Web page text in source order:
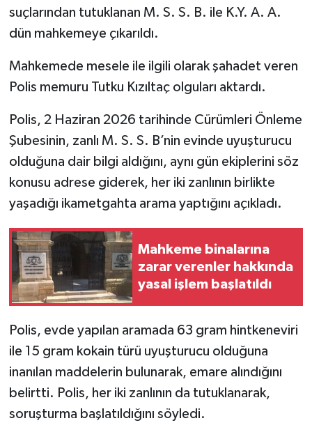
suçlarından tutuklanan M. S. S. B. ile K.Y. A. A.
dün mahkemeye çıkarıldı.
Mahkemede mesele ile ilgili olarak şahadet veren
Polis memuru Tutku Kızıltaç olguları aktardı.
Polis, 2 Haziran 2026 tarihinde Cürümleri Önleme
Şubesinin, zanlı M. S. S. B’nin evinde uyuşturucu
olduğuna dair bilgi aldığını, aynı gün ekiplerini söz
konusu adrese giderek, her iki zanlının birlikte
yaşadığı ikametgahta arama yaptığını açıkladı.
Mahkeme binalarına
zarar verenler hakkında
yasal işlem başlatıldı
Polis, evde yapılan aramada 63 gram hintkeneviri
ile 15 gram kokain türü uyuşturucu olduğuna
inanılan maddelerin bulunarak, emare alındığını
belirtti. Polis, her iki zanlının da tutuklanarak,
soruşturma başlatıldığını söyledi.